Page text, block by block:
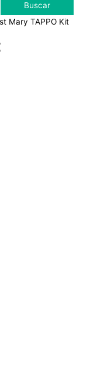
Buscar
Mary TAPPO Kit